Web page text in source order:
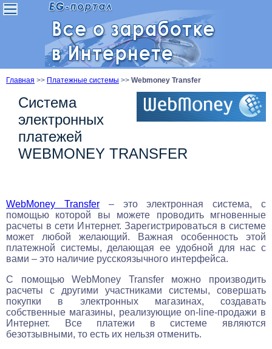
Главная >> Платежные системы >> Webmoney Transfer
Система
электронных
платежей
WEBMONEY TRANSFER
WebMoney Transfer– это электронная система, с
помощью которой вы можете проводить мгновенные
расчеты в сети Интернет. Зарегистрироваться в системе
может любой желающий. Важная особенность этой
платежной системы, делающая ее удобной для нас с
вами – это наличие русскоязычного интерфейса.
С помощью WebMoney Transfer можно производить
расчеты с другими участниками системы, совершать
покупки в электронных магазинах, создавать
собственные магазины, реализующие on-line-продажи в
Интернет. Все платежи в системе являются
безотзывными, то есть их нельзя отменить.